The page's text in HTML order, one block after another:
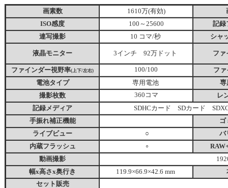
画素数 1610万(有効)
ISO感度
100～25600
記録
連写撮影
10 コマ/秒 シャ
液晶モニター 3インチ 92万ドット ファ
ファインダー視野率(上下/左右) 100/100
フ
電池タイプ
専用電池
専
撮影枚数
360コマ
レ
記録メディア
SDHCカード SDカード
手振れ補正機能
ゴ
ライブビュー
○
バ
内蔵フラッシュ
○
動画撮影
幅x高さx奥行き
119.9×66.9×42.6 mm
セット販売